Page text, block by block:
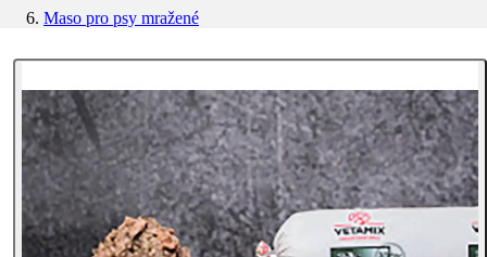
Maso pro psy mražené